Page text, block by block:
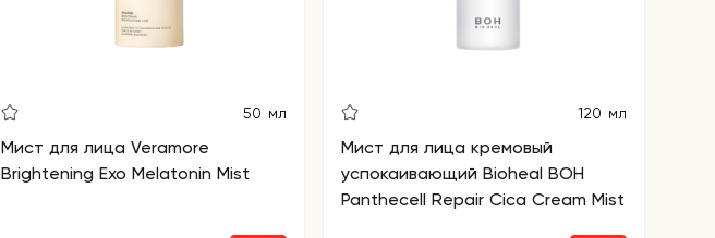
50 мл
Мист для лица Veramore
Brightening Exo Melatonin Mist
120 мл
Мист для лица кремовый
успокаивающий Bioheal BOH
Panthecell Repair Cica Cream Mist